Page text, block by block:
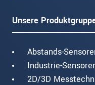
Unsere
Abstands-
Industrie-
2D/3D